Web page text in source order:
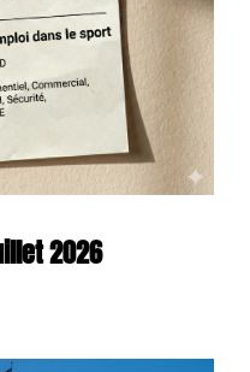
Offres d'emploi du 1er juillet 2026